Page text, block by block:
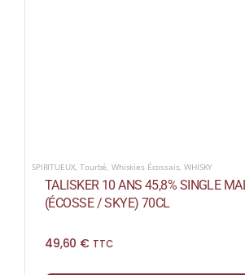
SPIRITUEUX,Tourbé, Whiskies Écossais,WHISKY
TALISKER 10 ANS 45,8% SINGLE
(ÉCOSSE / SKYE) 70CL
49,60 € TTC